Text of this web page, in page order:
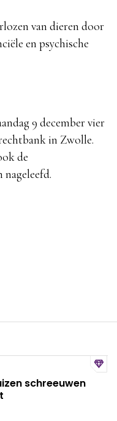
van dieren door
en psychische
9 december vier
in Zwolle.
de
schreeuwen